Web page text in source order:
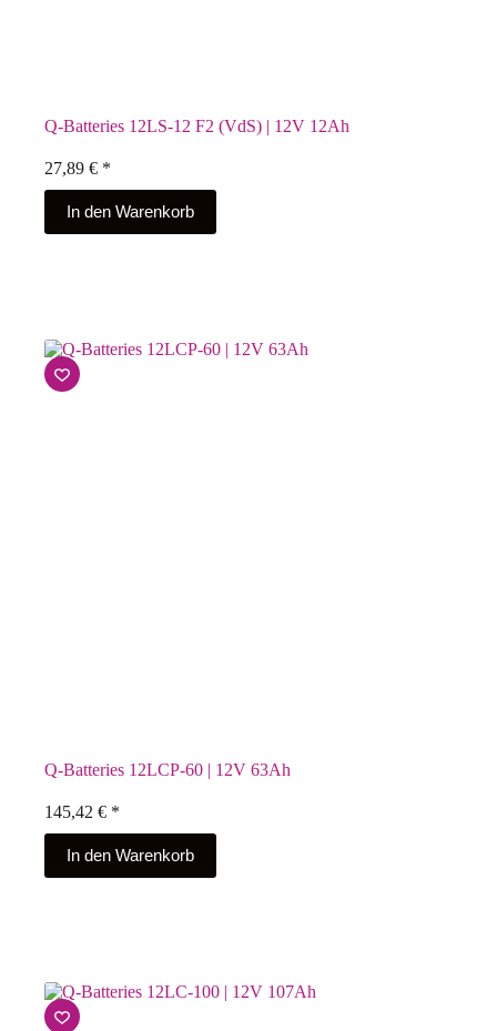
Q-Batteries 12LS-12 F2 (VdS) | 12V 12Ah
27,89 € *
In den Warenkorb
Q-Batteries 12LCP-60 | 12V 63Ah
145,42 € *
In den Warenkorb